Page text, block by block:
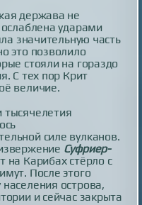
держава не
ударами
значительную часть
это позволило
стояли на гораздо
С тех пор Крит
величие.
силе вулканов.
Суфриер-
на Карибах стёрло с
После этого
острова,
и сейчас закрыта